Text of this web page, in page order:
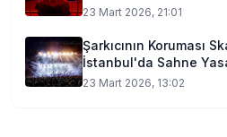
23 Mart 2026, 21:01
Şarkıcının Koruması
İstanbul'da Sahne
23 Mart 2026, 13:02